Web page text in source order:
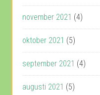
november 2021 (4)
oktober 2021 (5)
september 2021 (4)
augusti 2021 (5)